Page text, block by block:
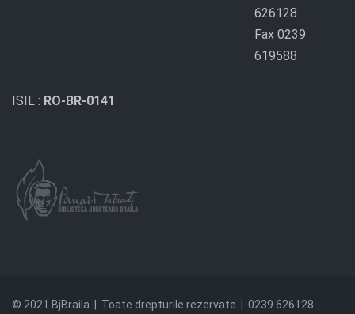
626128
Fax 0239
619588
ISIL : RO-BR-0141
© 2021 BjBraila | Toate drepturile rezervate | 0239 626128